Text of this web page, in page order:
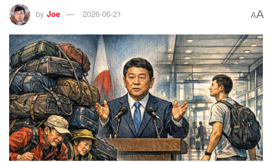
by Joe 2026-06-21 AA